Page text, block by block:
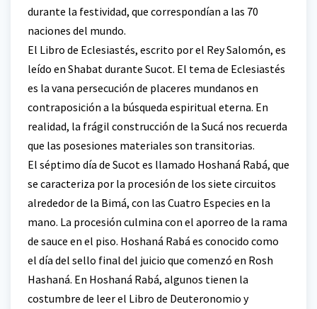
durante la festividad, que correspondían a las 70
naciones del mundo.
El Libro de Eclesiastés, escrito por el Rey Salomón, es
leído en Shabat durante Sucot. El tema de Eclesiastés
es la vana persecución de placeres mundanos en
contraposición a la búsqueda espiritual eterna. En
realidad, la frágil construcción de la Sucá nos recuerda
que las posesiones materiales son transitorias.
El séptimo día de Sucot es llamado Hoshaná Rabá, que
se caracteriza por la procesión de los siete circuitos
alrededor de la Bimá, con las Cuatro Especies en la
mano. La procesión culmina con el aporreo de la rama
de sauce en el piso. Hoshaná Rabá es conocido como
el día del sello final del juicio que comenzó en Rosh
Hashaná. En Hoshaná Rabá, algunos tienen la
costumbre de leer el Libro de Deuteronomio y